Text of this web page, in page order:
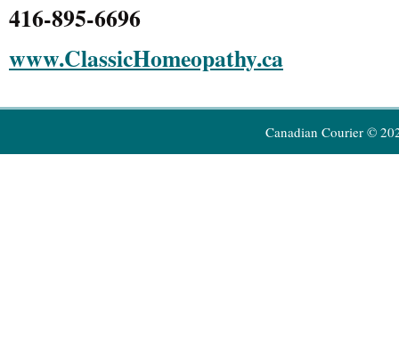
416-895-6696
www.ClassicHomeopathy.ca
Canadian Courier ©